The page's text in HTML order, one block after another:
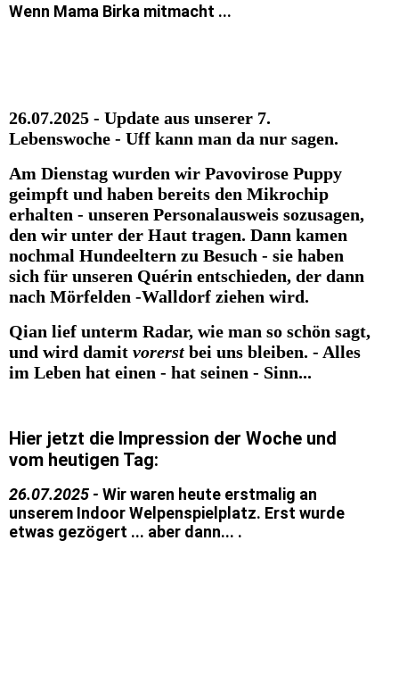
Wenn Mama Birka mitmacht ...
26.07.2025 - Update aus unserer 7.
Lebenswoche - Uff kann man da nur sagen.
Am Dienstag wurden wir Pavovirose Puppy
geimpft und haben bereits den Mikrochip
erhalten - unseren Personalausweis sozusagen,
den wir unter der Haut tragen. Dann kamen
nochmal Hundeeltern zu Besuch - sie haben
sich für unseren Quérin entschieden, der dann
nach Mörfelden -Walldorf ziehen wird.
Qian lief unterm Radar, wie man so schön sagt,
und wird damit vorerst bei uns bleiben. - Alles
im Leben hat einen - hat seinen - Sinn...
Hier jetzt die Impression der Woche und
vom heutigen Tag:
26.07.2025 - Wir waren heute erstmalig an
unserem Indoor Welpenspielplatz. Erst wurde
etwas gezögert ... aber dann... .